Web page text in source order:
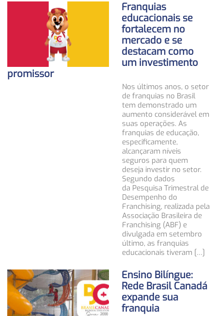
Franquias
educacionais se
fortalecem no
mercado e se
destacam como
um investimento
promissor
Nos últimos anos, o setor
de franquias no Brasil
tem demonstrado um
aumento considerável em
suas operações. As
franquias de educação,
especificamente,
alcançaram níveis
seguros para quem
deseja investir no setor.
Segundo dados
da Pesquisa Trimestral de
Desempenho do
Franchising, realizada pela
Associação Brasileira de
Franchising (ABF) e
divulgada em setembro
último, as franquias
educacionais tiveram […]
Ensino Bilíngue:
Rede Brasil Canadá
expande sua
franquia